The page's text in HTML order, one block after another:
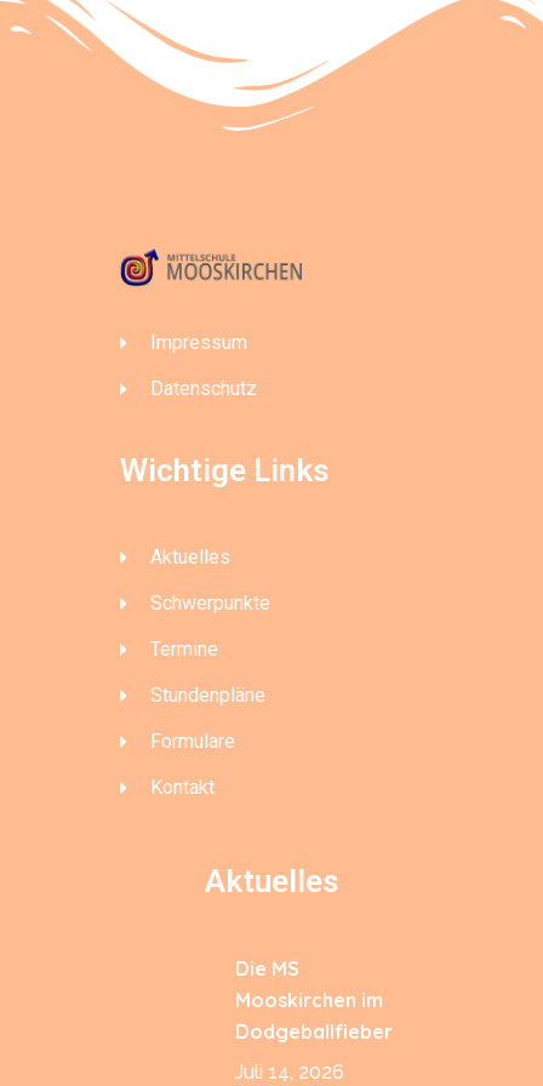
Impressum
Datenschutz
Wichtige Links
Aktuelles
Schwerpunkte
Termine
Stundenpläne
Formulare
Kontakt
Aktuelles
Die MS
Mooskirchen im
Dodgeballfieber
Juli 14, 2026